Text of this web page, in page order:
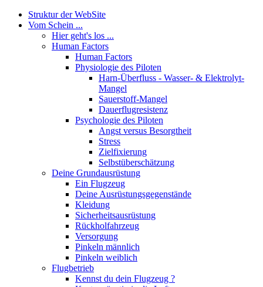
Struktur der WebSite
Vom Schein ...
Hier geht's los ...
Human Factors
Human Factors
Physiologie des Piloten
Harn-Überfluss - Wasser- & Elektrolyt-
Mangel
Sauerstoff-Mangel
Dauerflugresistenz
Psychologie des Piloten
Angst versus Besorgtheit
Stress
Zielfixierung
Selbstüberschätzung
Deine Grundausrüstung
Ein Flugzeug
Deine Ausrüstungsgegenstände
Kleidung
Sicherheitsausrüstung
Rückholfahrzeug
Versorgung
Pinkeln männlich
Pinkeln weiblich
Flugbetrieb
Kennst du dein Flugzeug ?